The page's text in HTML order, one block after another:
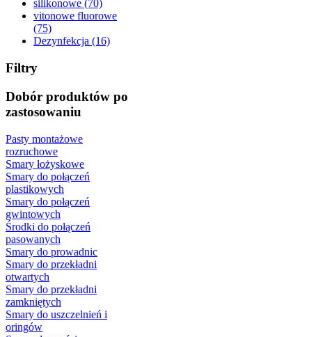
silikonowe (70)
vitonowe fluorowe
(75)
Dezynfekcja (16)
Filtry
Dobór produktów po
zastosowaniu
Pasty montażowe
rozruchowe
Smary łożyskowe
Smary do połączeń
plastikowych
Smary do połączeń
gwintowych
Środki do połączeń
pasowanych
Smary do prowadnic
Smary do przekładni
otwartych
Smary do przekładni
zamkniętych
Smary do uszczelnień i
oringów